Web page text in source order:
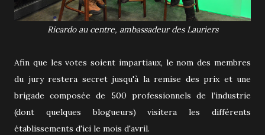
Ricardo au centre, ambassadeur des Lauriers
Afin que les votes soient impartiaux, le nom des membres
du jury restera secret jusqu'à la remise des prix et une
brigade composée de 500 professionnels de l’industrie
(dont quelques blogueurs) visitera les différents
établissements d'ici le mois d'avril.